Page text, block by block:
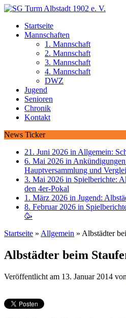
Startseite
Mannschaften
1. Mannschaft
2. Mannschaft
3. Mannschaft
4. Mannschaft
DWZ
Jugend
Senioren
Chronik
Kontakt
News Ticker
21. Juni 2026 in Allgemein:
6. Mai 2026 in
Hauptversammlung und
3. Mai 2026 in Spielberichte:
den 4er-Pokal
1. März 2026 in Jugend:
8. Februar 2026 in
🥳
Startseite » Allgemein » Albstädter
Albstädter beim
Veröffentlicht am 13. Januar 2014 von